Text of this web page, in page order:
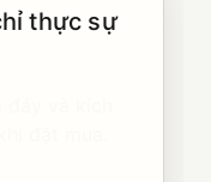
thực sự